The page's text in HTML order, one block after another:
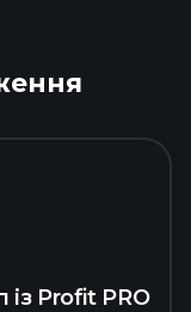
Profit PRO